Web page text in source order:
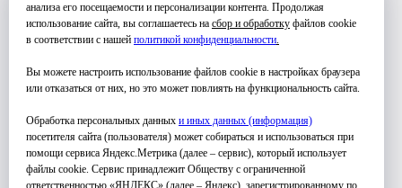
анализа его посещаемости и персонализации контента. Продолжая
использование сайта, вы соглашаетесь на сбор и обработку файлов cookie
в соответствии с нашей политикой конфиденциальности.
Вы можете настроить использование файлов cookie в настройках браузера
или отказаться от них, но это может повлиять на функциональность сайта.
Обработка персональных данных и иных данных (информация)
посетителя сайта (пользователя) может собираться и использоваться при
помощи сервиса Яндекс.Метрика (далее – сервис), который использует
файлы cookie. Сервис принадлежит Обществу с ограниченной